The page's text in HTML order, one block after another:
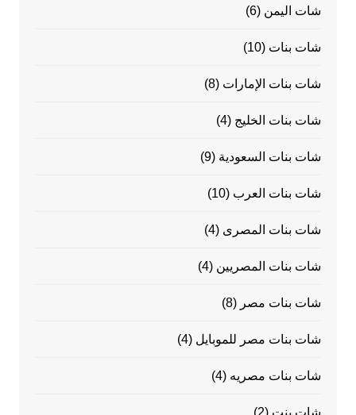
شات اليمن (6)
شات بنات (10)
شات بنات الإمارات (8)
شات بنات الخليج (4)
شات بنات السعودية (9)
شات بنات العرب (10)
شات بنات المصرى (4)
شات بنات المصريين (4)
شات بنات مصر (8)
شات بنات مصر للموبايل (4)
شات بنات مصريه (4)